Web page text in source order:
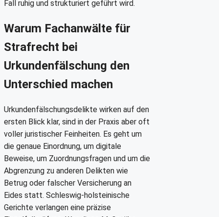
Fall ruhig und strukturiert geführt wird.
Warum Fachanwälte für
Strafrecht bei
Urkundenfälschung den
Unterschied machen
Urkundenfälschungsdelikte wirken auf den
ersten Blick klar, sind in der Praxis aber oft
voller juristischer Feinheiten. Es geht um
die genaue Einordnung, um digitale
Beweise, um Zuordnungsfragen und um die
Abgrenzung zu anderen Delikten wie
Betrug oder falscher Versicherung an
Eides statt. Schleswig-holsteinische
Gerichte verlangen eine präzise